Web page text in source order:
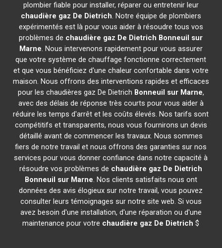
plombier fiable pour installer, réparer ou entretenir leur
chaudière gaz De Dietrich. Notre équipe de plombiers
expérimentés est là pour vous aider à résoudre tous vos
problèmes de chaudière gaz De Dietrich Bonneuil sur
Marne. Nous intervenons rapidement pour vous assurer
que votre système de chauffage fonctionne correctement
et que vous bénéficiez d'une chaleur confortable dans votre
maison. Nous offrons des interventions rapides et efficaces
pour les chaudières gaz De Dietrich Bonneuil sur Marne,
avec des délais de réponse très courts pour vous aider à
réduire les temps d'arrêt et les coûts élevés. Nos tarifs sont
compétitifs et transparents, nous vous fournirons un devis
détaillé avant de commencer les travaux. Nous sommes
fiers de notre travail et nous offrons des garanties sur nos
services pour vous donner confiance dans notre capacité à
résoudre vos problèmes de chaudière gaz De Dietrich
Bonneuil sur Marne. Nos clients satisfaits nous ont
données des avis élogieux sur notre travail, vous pouvez
consulter leurs témoignages sur notre site web. Si vous
avez besoin d'une installation, d'une réparation ou d'une
maintenance pour votre chaudière gaz De Dietrich $